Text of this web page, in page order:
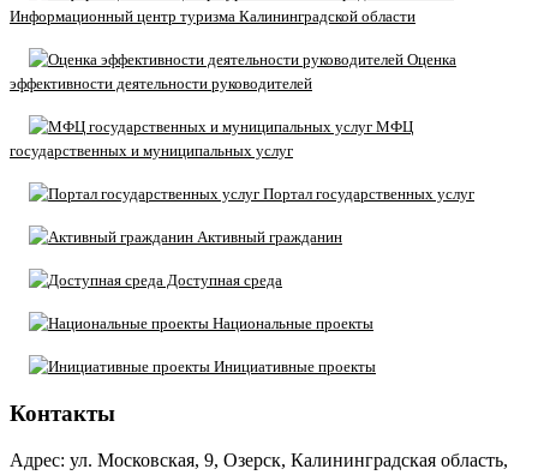
Информационный центр туризма Калининградской области
Оценка
эффективности деятельности руководителей
МФЦ
государственных и муниципальных услуг
Портал государственных услуг
Активный гражданин
Доступная среда
Национальные проекты
Инициативные проекты
Контакты
Адрес: ул. Московская, 9, Озерск, Калининградская область,